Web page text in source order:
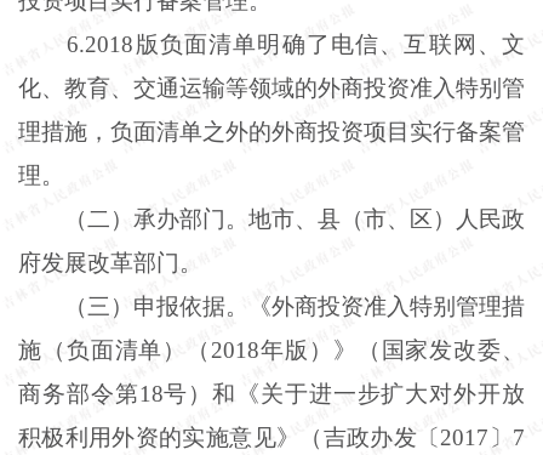
6.2018版负面清单明确了电信、互联网、文
化、教育、交通运输等领域的外商投资准入特别管
理措施，负面清单之外的外商投资项目实行备案管
理。
（二）承办部门。地市、县（市、区）人民政
府发展改革部门。
（三）申报依据。《外商投资准入特别管理措
施（负面清单）（ 2018年版）》（国家发改委、
商务部令第18号）和《关于进一步扩大对外开放
积极利用外资的实施意见》（吉政办发〔2017〕7